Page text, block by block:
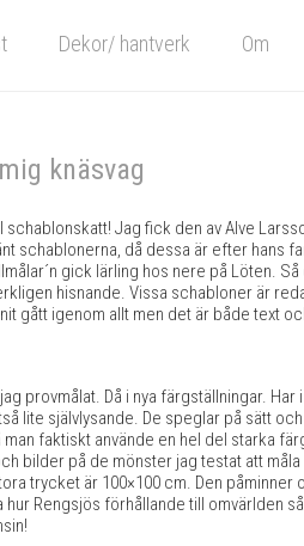
Dekor/ hantverk Om
knäsvag
Jag fick den av Alve
schablonerna, då dessa är efter hans
gick lärling hos nere på Löten.
hisnande. Vissa schabloner är
gått igenom allt men det är både text
provmålat. Då i nya färgställningar. Har
lite självlysande. De speglar på sätt
faktiskt använde en hel del starka
bilder på de mönster jag testat att måla
trycket är 100×100 cm. Den påminner
Rengsjös förhållande till omvärlden